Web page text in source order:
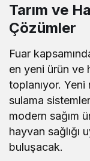
Tarım ve
Çözümler
Fuar
en yeni ürün ve
toplanıyor. Yeni
sulama
modern sağım
hayvan sağlığı
buluşacak.